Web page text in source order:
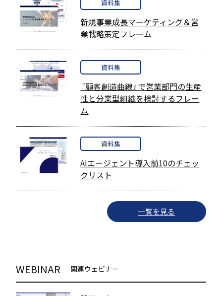
資料集
新規事業成長マーケティング＆営
業戦略策定フレーム
資料集
『顧客創造曲線』で営業部門の生産
性と分業型組織を検討するフレー
ム
資料集
AIエージェント導入前10のチェッ
クリスト
一覧を見る
WEBINAR 関連ウェビナー